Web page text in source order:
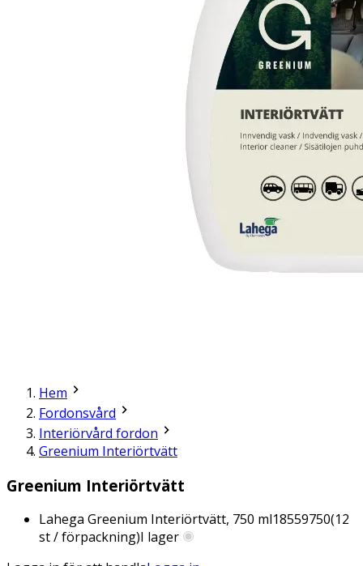
Hem
Fordonsvård
Interiörvård fordon
Greenium Interiörtvätt
Greenium Interiörtvätt
Lahega Greenium Interiörtvätt, 750 ml18559750(12
st / förpackning)I lager